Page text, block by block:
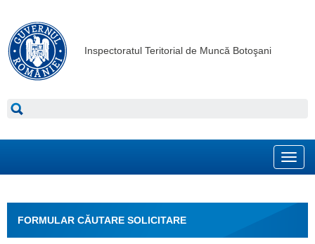
Inspectoratul Teritorial de Muncă Botoşani
FORMULAR CĂUTARE SOLICITARE